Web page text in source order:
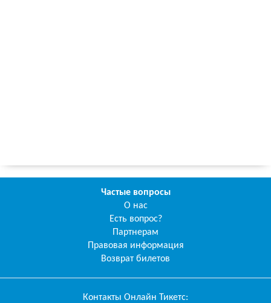
Частые вопросы
О нас
Есть вопрос?
Партнерам
Правовая информация
Возврат билетов
Контакты Онлайн Тикетс: